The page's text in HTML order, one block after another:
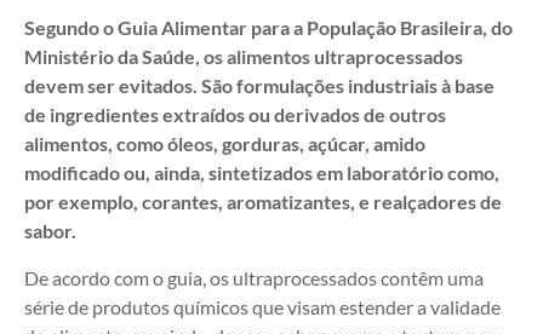
Segundo o Guia Alimentar para a População Brasileira, do
Ministério da Saúde, os alimentos ultraprocessados
devem ser evitados. São formulações industriais à base
de ingredientes extraídos ou derivados de outros
alimentos, como óleos, gorduras, açúcar, amido
modificado ou, ainda, sintetizados em laboratório como,
por exemplo, corantes, aromatizantes, e realçadores de
sabor.
De acordo com o guia, os ultraprocessados contêm uma
série de produtos químicos que visam estender a validade